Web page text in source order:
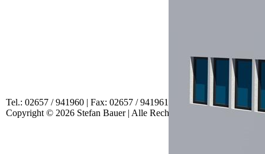
Tel.: 02657 / 941960 | Fax: 02657 / 941961 | EMail:mail@bauen-
Copyright © 2026 Stefan Bauer | Alle Rechte vorbehalten | Created